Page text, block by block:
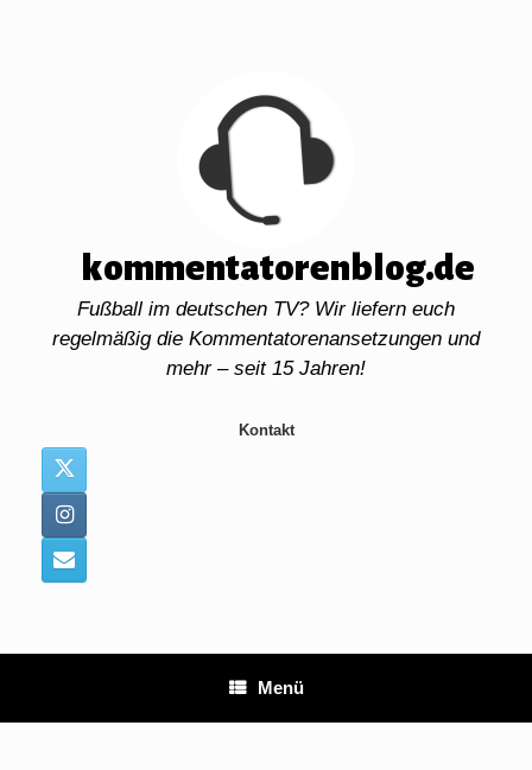
kommentatorenblog.de
Fußball im deutschen TV? Wir liefern euch
regelmäßig die Kommentatorenansetzungen und
mehr – seit 15 Jahren!
Kontakt
Menü